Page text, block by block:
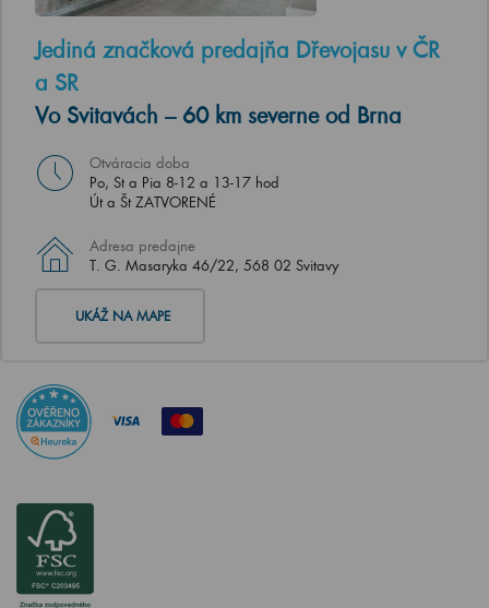
Jediná značková predajňa Dřevojasu v ČR
a SR
Vo Svitavách – 60 km severne od Brna
Otváracia doba
Po, St a Pia 8-12 a 13-17 hod
Út a Št ZATVORENÉ
Adresa predajne
T. G. Masaryka 46/22, 568 02 Svitavy
UKÁŽ NA MAPE